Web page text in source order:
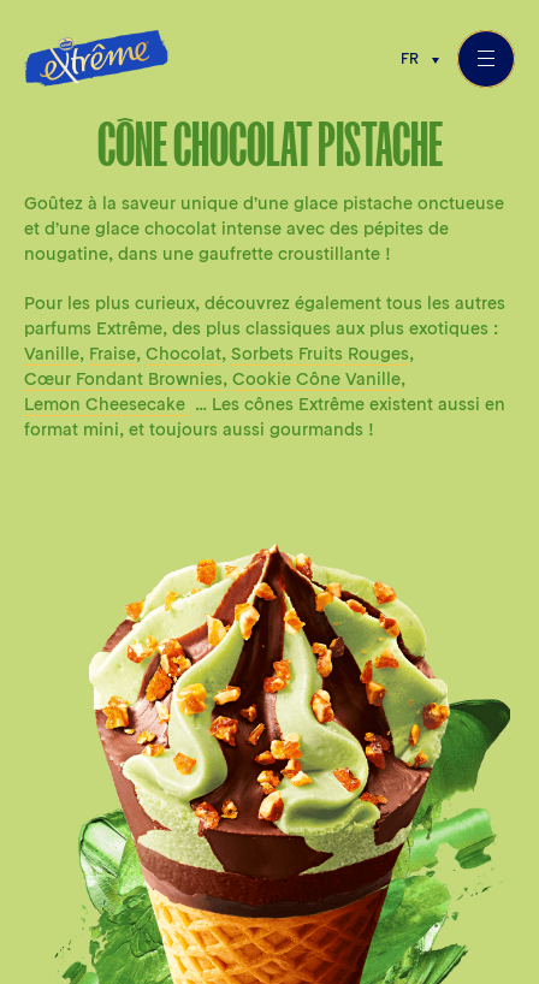
FR
CÔNE CHOCOLAT PISTACHE
Goûtez à la saveur unique d’une glace pistache onctueuse
et d’une glace chocolat intense avec des pépites de
nougatine, dans une gaufrette croustillante !
Pour les plus curieux, découvrez également tous les autres
parfums Extrême, des plus classiques aux plus exotiques :
Vanille, Fraise, Chocolat, Sorbets Fruits Rouges,
Cœur Fondant Brownies, Cookie Cône Vanille,
Lemon Cheesecake
… Les cônes Extrême existent aussi en
format mini, et toujours aussi gourmands !